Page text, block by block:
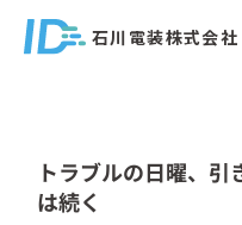
石川電装株式会社
トラブルの日曜、
は続く